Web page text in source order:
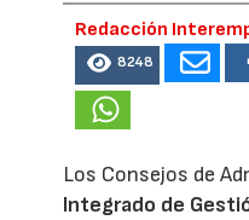
Redacción
8248
Los Consejos de
Integrado de